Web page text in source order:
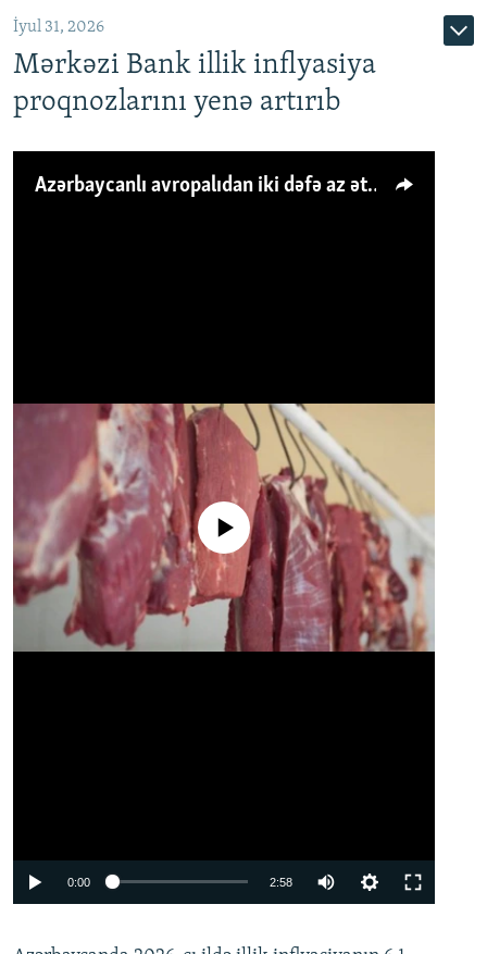
İyul 31, 2026
Mərkəzi Bank illik inflyasiya
proqnozlarını yenə artırıb
Azərbaycanlı avropalıdan iki dəfə az ət yeyir, amma... 'Qiymət artımı qaçılmazdır'
No media source currently available
0:00 2:58